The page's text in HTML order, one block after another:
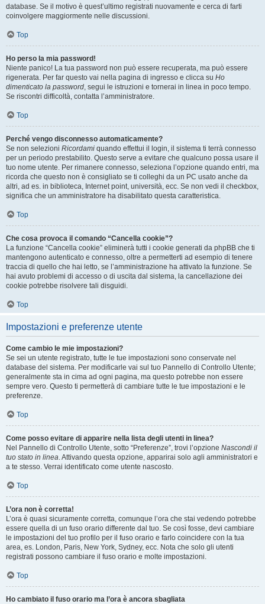
database. Se il motivo è quest’ultimo registrati nuovamente e cerca di farti
coinvolgere maggiormente nelle discussioni.
Top
Ho perso la mia password!
Niente panico! La tua password non può essere recuperata, ma può essere
rigenerata. Per far questo vai nella pagina di ingresso e clicca su Ho
dimenticato la password, segui le istruzioni e tornerai in linea in poco tempo.
Se riscontri difficoltà, contatta l’amministratore.
Top
Perché vengo disconnesso automaticamente?
Se non selezioni Ricordami quando effettui il login, il sistema ti terrà connesso
per un periodo prestabilito. Questo serve a evitare che qualcuno possa usare il
tuo nome utente. Per rimanere connesso, seleziona l’opzione quando entri, ma
ricorda che questo non è consigliato se ti colleghi da un PC usato anche da
altri, ad es. in biblioteca, Internet point, università, ecc. Se non vedi il checkbox,
significa che un amministratore ha disabilitato questa caratteristica.
Top
Che cosa provoca il comando “Cancella cookie”?
La funzione “Cancella cookie” eliminerà tutti i cookie generati da phpBB che ti
mantengono autenticato e connesso, oltre a permetterti ad esempio di tenere
traccia di quello che hai letto, se l’amministrazione ha attivato la funzione. Se
hai avuto problemi di accesso o di uscita dal sistema, la cancellazione dei
cookie potrebbe risolvere tali disguidi.
Top
Impostazioni e preferenze utente
Come cambio le mie impostazioni?
Se sei un utente registrato, tutte le tue impostazioni sono conservate nel
database del sistema. Per modificarle vai sul tuo Pannello di Controllo Utente;
generalmente sta in cima ad ogni pagina, ma questo potrebbe non essere
sempre vero. Questo ti permetterà di cambiare tutte le tue impostazioni e le
preferenze.
Top
Come posso evitare di apparire nella lista degli utenti in linea?
Nel Pannello di Controllo Utente, sotto “Preferenze”, trovi l’opzione Nascondi il
tuo stato in linea. Attivando questa opzione, apparirai solo agli amministratori e
a te stesso. Verrai identificato come utente nascosto.
Top
L’ora non è corretta!
L’ora è quasi sicuramente corretta, comunque l’ora che stai vedendo potrebbe
essere quella di un fuso orario differente dal tuo. Se così fosse, devi cambiare
le impostazioni del tuo profilo per il fuso orario e farlo coincidere con la tua
area, es. London, Paris, New York, Sydney, ecc. Nota che solo gli utenti
registrati possono cambiare il fuso orario e molte impostazioni.
Top
Ho cambiato il fuso orario ma l’ora è ancora sbagliata